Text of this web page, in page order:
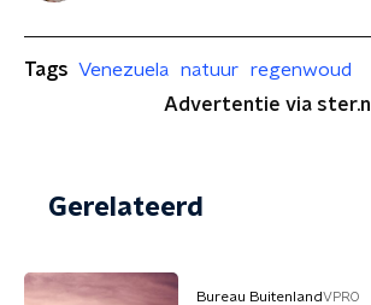
Tags Venezuela natuur
regenwoud
Advertentie via ster.nl
Gerelateerd
Bureau BuitenlandVPRO